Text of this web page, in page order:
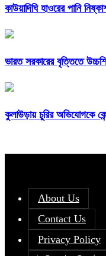
কাউয়াদিঘি হাওরের পানি
ভারত সরকারের বৃত্তিতে
কুলাউড়ায় চুরির অভিযোগকে
About Us
Contact Us
Privacy Policy